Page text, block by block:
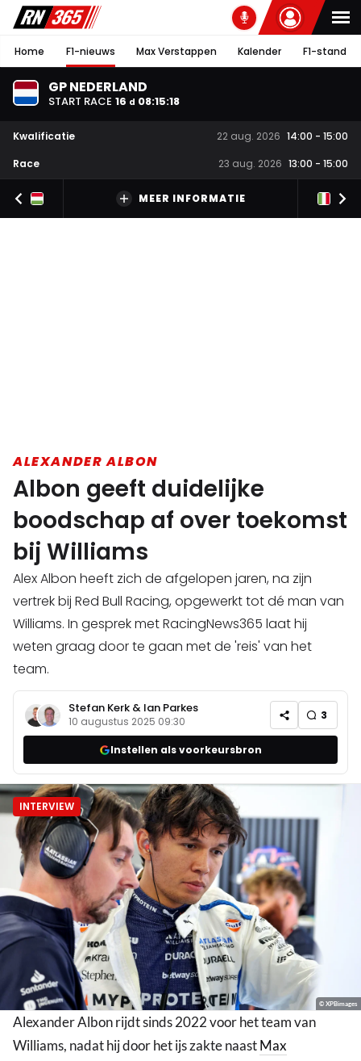
Home F1-nieuws Max Verstappen Kalender F1-stand
GP NEDERLAND
START RACE 16 d 08:15:17
Kwalificatie 22 aug. 2026 14:00 - 15:00
Race
23 aug. 2026 13:00 - 15:00
MEER INFORMATIE
ALEXANDER ALBON
Albon geeft duidelijke
boodschap af over toekomst
bij Williams
Alex Albon heeft zich de afgelopen jaren, na zijn
vertrek bij Red Bull Racing, opgewerkt tot dé man van
Williams. In gesprek met RacingNews365 laat hij
weten graag door te gaan met de 'reis' van het
team.
Stefan Kerk & Ian Parkes
10 augustus 2025 09:30 3
Instellen als voorkeursbron
INTERVIEW
© XPBimages
Alexander Albon rijdt sinds 2022 voor het team van
Williams, nadat hij door het ijs zakte naastMax